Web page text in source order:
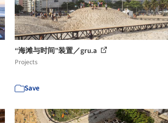
“海滩与时间”装置／gru.a
Projects
Save